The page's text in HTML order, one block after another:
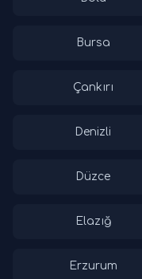
Bursa
Çankırı
Denizli
Düzce
Elazığ
Erzurum